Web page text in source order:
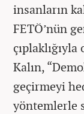
insanların
FETÖ’nün
çıplaklığıyla
Kalın,
geçirmeyi
yöntemlerle